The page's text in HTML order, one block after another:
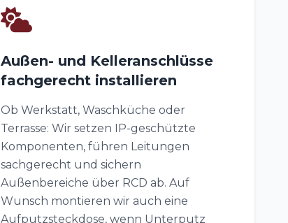
Außen- und Kelleranschlüsse
fachgerecht installieren
Ob Werkstatt, Waschküche oder
Terrasse: Wir setzen IP-geschützte
Komponenten, führen Leitungen
sachgerecht und sichern
Außenbereiche über RCD ab. Auf
Wunsch montieren wir auch eine
Aufputzsteckdose, wenn Unterputz